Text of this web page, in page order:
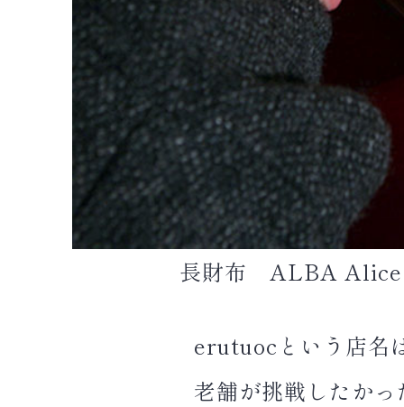
長財布 ALBA Alice
erutuocという店名
老舗が挑戦したか